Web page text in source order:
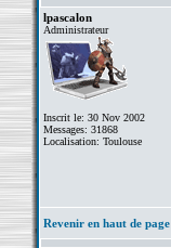
lpascalon
Administrateur
Inscrit le: 30 Nov 2002
Messages: 31868
Localisation: Toulouse
Revenir en haut de page